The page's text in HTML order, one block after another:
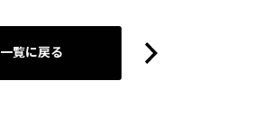
一覧に戻る